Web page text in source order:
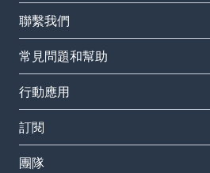
聯繫我們
常見問題和幫助
行動應用
訂閱
團隊